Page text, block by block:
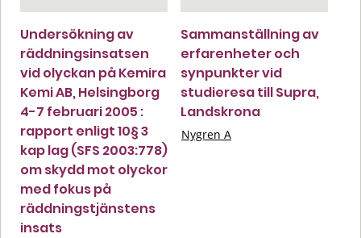
Undersökning av
räddningsinsatsen
vid olyckan på Kemira
Kemi AB, Helsingborg
4-7 februari 2005 :
rapport enligt 10§ 3
kap lag (SFS 2003:778)
om skydd mot olyckor
med fokus på
räddningstjänstens
insats
Sammanställning av
erfarenheter och
synpunkter vid
studieresa till Supra,
Landskrona
Nygren A